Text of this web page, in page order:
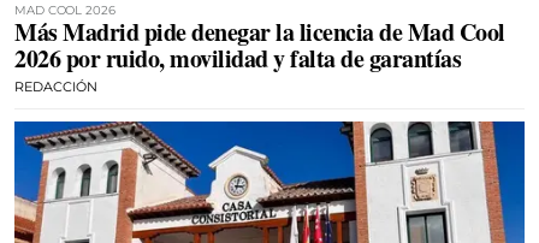
MAD COOL 2026
Más Madrid pide denegar la licencia de Mad Cool
2026 por ruido, movilidad y falta de garantías
REDACCIÓN